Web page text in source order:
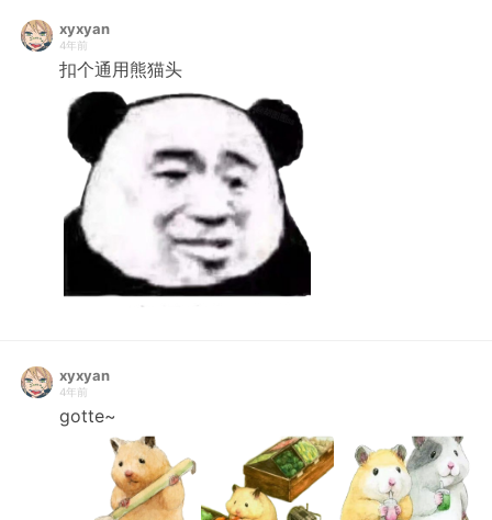
xyxyan
4年前
扣个通用熊猫头
xyxyan
4年前
gotte~